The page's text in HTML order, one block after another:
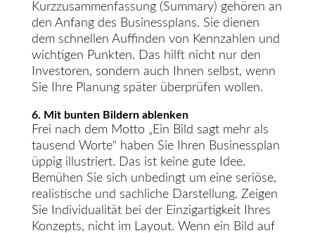
Kurzzusammenfassung (Summary) gehören an
den Anfang des Businessplans. Sie dienen
dem schnellen Auffinden von Kennzahlen und
wichtigen Punkten. Das hilft nicht nur den
Investoren, sondern auch Ihnen selbst, wenn
Sie Ihre Planung später überprüfen wollen.
6. Mit bunten Bildern ablenken
Frei nach dem Motto „Ein Bild sagt mehr als
tausend Worte“ haben Sie Ihren Businessplan
üppig illustriert. Das ist keine gute Idee.
Bemühen Sie sich unbedingt um eine seriöse,
realistische und sachliche Darstellung. Zeigen
Sie Individualität bei der Einzigartigkeit Ihres
Konzepts, nicht im Layout. Wenn ein Bild auf